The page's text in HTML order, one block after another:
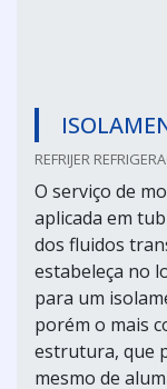
REFRIJER
O serviço de
aplicada em
dos fluidos
estabeleça no
para um
porém o mais
estrutura, que
mesmo de